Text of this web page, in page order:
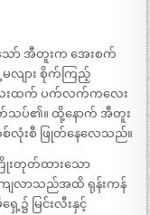
ော် အီတူးက အေးစက်
မလျား စိုက်ကြည့်
ေးထက် ပက်လက်ကလေး
တ်သပ်၏။ ထို့နောက် အီတူး
စ်လုံးစီ ဖြုတ်နေလေသည်။
းတုတ်ထားသော
စီးကျလာသည်အထိ ရုန်းကန်
၌ မြင်းလီးနှင့်